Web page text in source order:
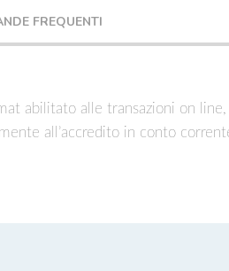
FREQUENTI
abilitato alle transazioni on
all’accredito in conto